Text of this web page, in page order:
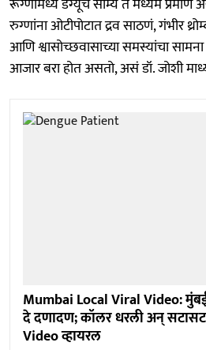
रूग्णांमध्ये डेंग्यूचे सौम्य ते मध्यम
रुग्णांना ओटीपोटात द्रव साठणं, गंभीर
आणि श्वासोच्छवासाच्या समस्यांचा
आजार बरा होत असतो, असं डॉ. जोशी
Mumbai Local Viral Video:
दे दणादण; कॉलर धरली अन्
Video व्हायरल